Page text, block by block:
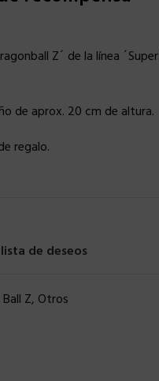
Z´ de la línea
de aprox. 20 cm de altura.
regalo.
de deseos
Z, Otros